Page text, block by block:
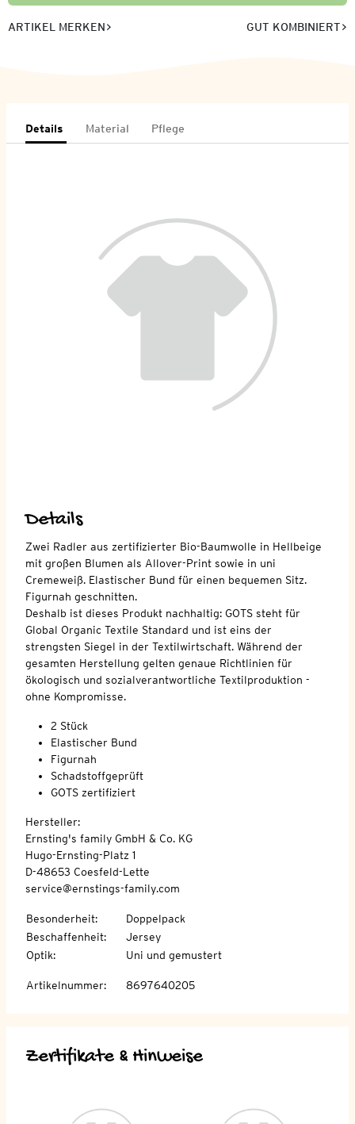
ARTIKEL MERKEN GUT KOMBINIERT
Details Material Pflege
Details
Zwei Radler aus zertifizierter Bio-Baumwolle in Hellbeige
mit großen Blumen als Allover-Print sowie in uni
Cremeweiß. Elastischer Bund für einen bequemen Sitz.
Figurnah geschnitten.
Deshalb ist dieses Produkt nachhaltig: GOTS steht für
Global Organic Textile Standard und ist eins der
strengsten Siegel in der Textilwirtschaft. Während der
gesamten Herstellung gelten genaue Richtlinien für
ökologisch und sozialverantwortliche Textilproduktion -
ohne Kompromisse.
2 Stück
Elastischer Bund
Figurnah
Schadstoffgeprüft
GOTS zertifiziert
Hersteller:
Ernsting's family GmbH & Co. KG
Hugo-Ernsting-Platz 1
D-48653 Coesfeld-Lette
service@ernstings-family.com
Besonderheit:
Doppelpack
Beschaffenheit:
Jersey
Optik: Uni und gemustert
Artikelnummer: 8697640205
Zertifikate & Hinweise